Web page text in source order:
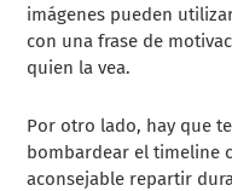
imágenes pueden
con una frase de
quien la vea.
Por otro lado, hay que
bombardear el timeline
aconsejable repartir